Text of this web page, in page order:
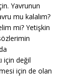
Yavrunun
mu kalalım?
mi? Yetişkin
için değil
için de olan